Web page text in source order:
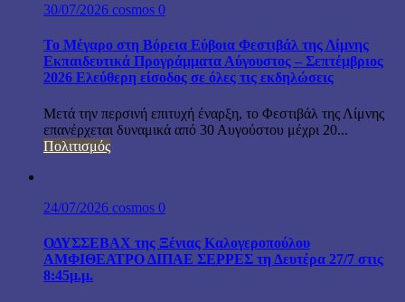
30/07/2026 cosmos 0
Το Μέγαρο στη Βόρεια Εύβοια Φεστιβάλ της Λίμνης
Εκπαιδευτικά Προγράμματα Αύγουστος – Σεπτέμβριος
2026 Ελεύθερη είσοδος σε όλες τις εκδηλώσεις
Μετά την περσινή επιτυχή έναρξη, το Φεστιβάλ της Λίμνης
επανέρχεται δυναμικά από 30 Αυγούστου μέχρι 20...
Πολιτισμός
24/07/2026 cosmos 0
ΟΔΥΣΣΕΒΑΧ της Ξένιας Καλογεροπούλου
ΑΜΦΙΘΕΑΤΡΟ ΔΙΠΑΕ ΣΕΡΡΕΣ τη Δευτέρα 27/7 στις
8:45μ.μ.